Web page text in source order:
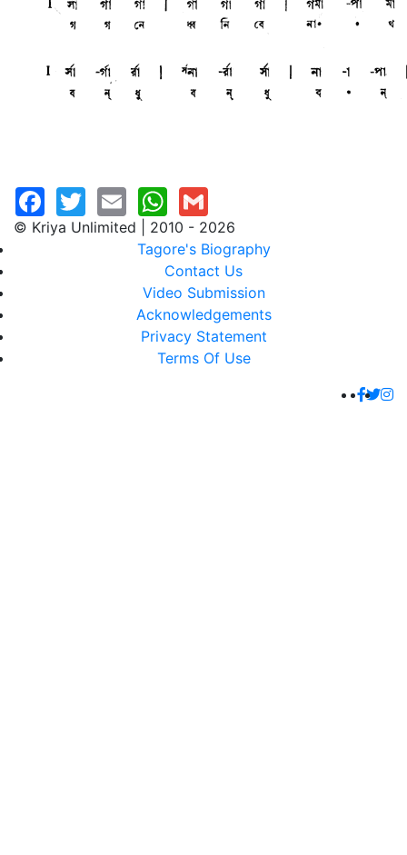
© Kriya Unlimited | 2010 - 2026
Tagore's Biography
Contact Us
Video Submission
Acknowledgements
Privacy Statement
Terms Of Use